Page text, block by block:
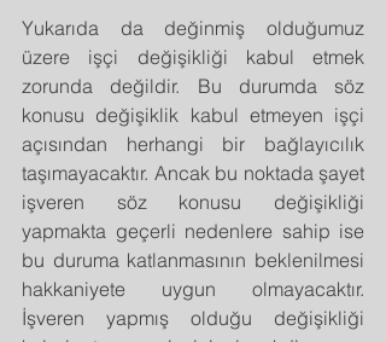
Yukarıda da değinmiş olduğumuz
üzere işçi değişikliği kabul etmek
zorunda değildir. Bu durumda söz
konusu değişiklik kabul etmeyen işçi
açısından herhangi bir bağlayıcılık
taşımayacaktır. Ancak bu noktada şayet
işveren söz konusu değişikliği
yapmakta geçerli nedenlere sahip ise
bu duruma katlanmasının beklenilmesi
hakkaniyete uygun olmayacaktır.
İşveren yapmış olduğu değişikliği